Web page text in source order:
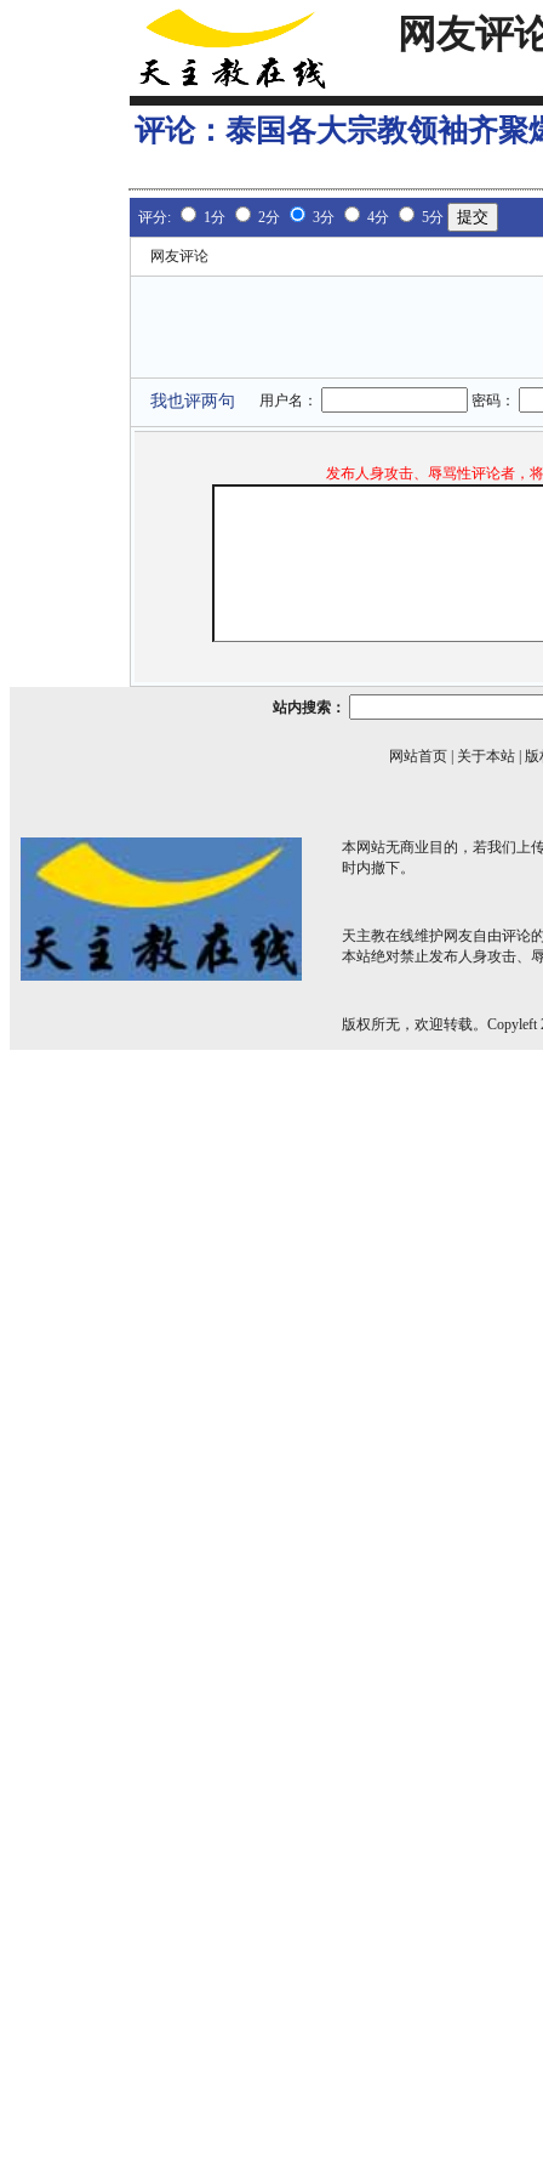
网友评
评论： 泰国各大宗教领袖齐聚
评分: 1分 2分 3分 4分 5分
网友评论
我也评两句 用户名： 密码：
发布人身攻击、辱骂性评论者，
站内搜索：
网站首页 关于本站 版
本网站无商业目的，若我们上
时内撤下。
天主教在线维护网友自由评论
本站绝对禁止发布人身攻击、
版权所无，欢迎转载。